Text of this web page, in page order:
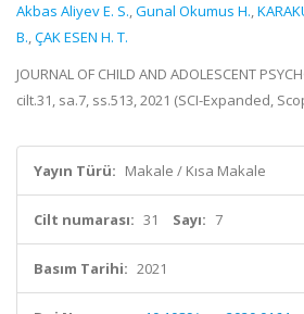
Akbas Aliyev E. S.,Gunal Okumus H.,
B.,ÇAK ESEN H. T.
JOURNAL OF CHILD AND ADOLESCENT
cilt.31, sa.7, ss.513, 2021 (SCI-Expanded,
Yayın Türü: Makale / Kısa Makale
Cilt numarası: 31 Sayı: 7
Basım Tarihi: 2021